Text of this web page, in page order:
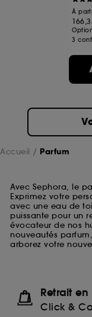
À
3
Accueil Parfum
Avec Sephora, le
Exprimez votre
avec une eau de
puissante pour un
évocateur de nos
nouveautés parfum,
arborez votre
Retrait
Click &